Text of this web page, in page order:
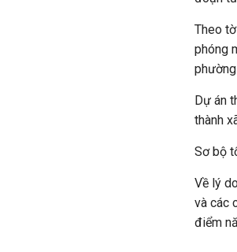
Theo
phóng
Dự án
thành
Sơ bộ
Về lý
và các
điểm